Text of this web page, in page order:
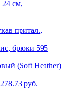
595
278.73 руб.